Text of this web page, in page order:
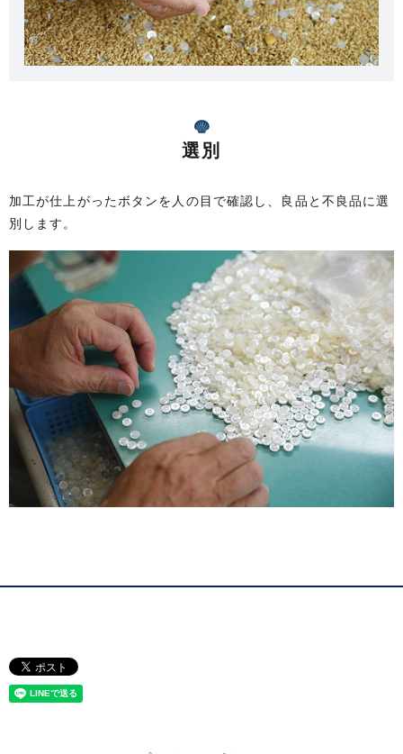
選別
加工が仕上がったボタンを人の目で確認し、良品と不良品に選
別します。